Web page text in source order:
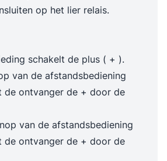
op het lier relais.
schakelt de plus ( + ).
van de afstandsbediening
de ontvanger de + door de
van de afstandsbediening
de ontvanger de + door de